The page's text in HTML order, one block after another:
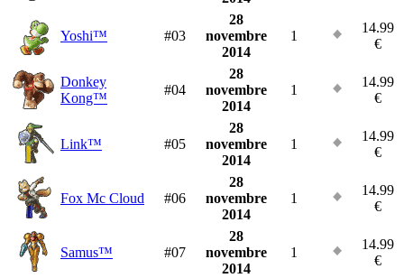
Yoshi™ #03
28
novembre
2014
1
14.99
€
Donkey
Kong™
#04
28
novembre
2014
1
14.99
€
Link™ #05
28
novembre
2014
1
14.99
€
Fox Mc Cloud #06
28
novembre
2014
1
14.99
€
Samus™ #07
28
novembre
2014
1
14.99
€